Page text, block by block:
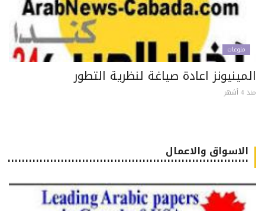
منوعات
اعادة صياغة لنظرية التطور
الاسواق والاعمال
٠٠٠٠٠٠٠٠٠٠٠٠٠٠٠٠٠٠٠٠٠٠٠٠٠٠٠٠٠٠٠٠٠٠٠٠٠٠٠٠٠٠٠٠٠٠٠٠٠٠٠٠٠٠٠٠٠٠٠٠٠٠٠٠٠٠٠٠